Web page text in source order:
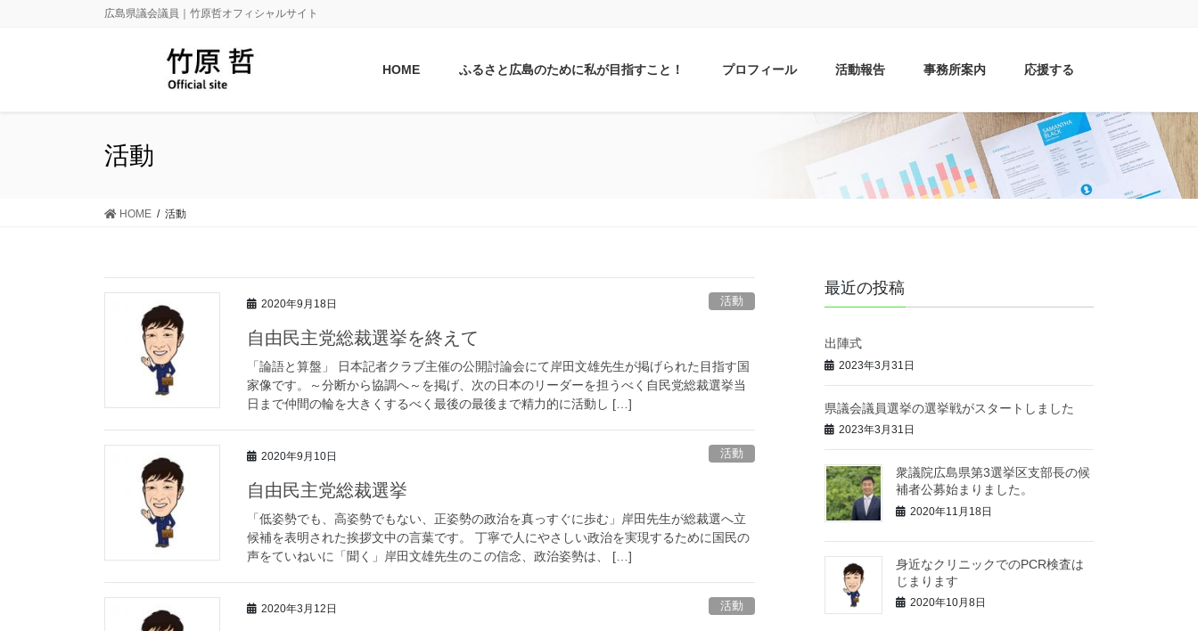
広島県議会議員｜竹原哲オフィシャルサイト
HOME ふるさと広島のために私が目指すこと！ プロフィール 活動報告 事務所案内 応援する
活動
HOME 活動
2020年9月18日 活動
自由民主党総裁選挙を終えて
「論語と算盤」 日本記者クラブ主催の公開討論会にて岸田文雄先生が掲げられた目指す国
家像です。～分断から協調へ～を掲げ、次の日本のリーダーを担うべく自民党総裁選挙当
日まで仲間の輪を大きくするべく最後の最後まで精力的に活動し […]
2020年9月10日 活動
自由民主党総裁選挙
「低姿勢でも、高姿勢でもない、正姿勢の政治を真っすぐに歩む」岸田先生が総裁選へ立
候補を表明された挨拶文中の言葉です。 丁寧で人にやさしい政治を実現するために国民の
声をていねいに「聞く」岸田文雄先生のこの信念、政治姿勢は、 […]
2020年3月12日 活動
最近の投稿
出陣式
2023年3月31日
県議会議員選挙の選挙戦がスタートしました
2023年3月31日
衆議院広島県第3選挙区支部長の候
補者公募始まりました。
2020年11月18日
身近なクリニックでのPCR検査は
じまります
2020年10月8日